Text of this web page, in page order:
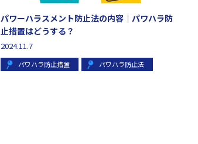
パワーハラスメント防止法の内容｜パワハラ防
止措置はどうする？
2024.11.7
パワハラ防止措置 パワハラ防止法